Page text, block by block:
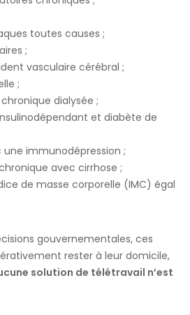
toutes causes ;
;
vasculaire cérébral ;
;
dialysée ;
et diabète de
une immunodépression ;
avec cirrhose ;
de masse corporelle (IMC) égal
gouvernementales, ces
rester à leur domicile,
solution de télétravail n’est